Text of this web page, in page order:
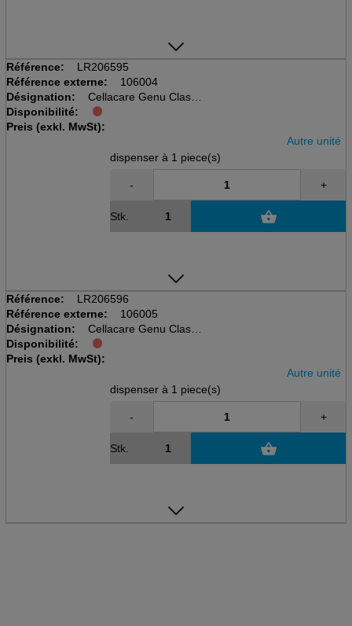
Référence:
LR206595
Référence externe:
106004
Désignation:
Cellacare Genu Classic
disp à 1 pcs, taille 4
Kniegelenkbandage
Disponibilité:
Preis (exkl. MwSt):
Autre unité
dispenser à 1 piece(s)
- +
Stk.
Référence:
LR206596
Référence externe:
106005
Désignation:
Cellacare Genu Classic
disp à 1 pcs, taille 5
Kniegelenkbandage
Disponibilité:
Preis (exkl. MwSt):
Autre unité
dispenser à 1 piece(s)
- +
Stk.